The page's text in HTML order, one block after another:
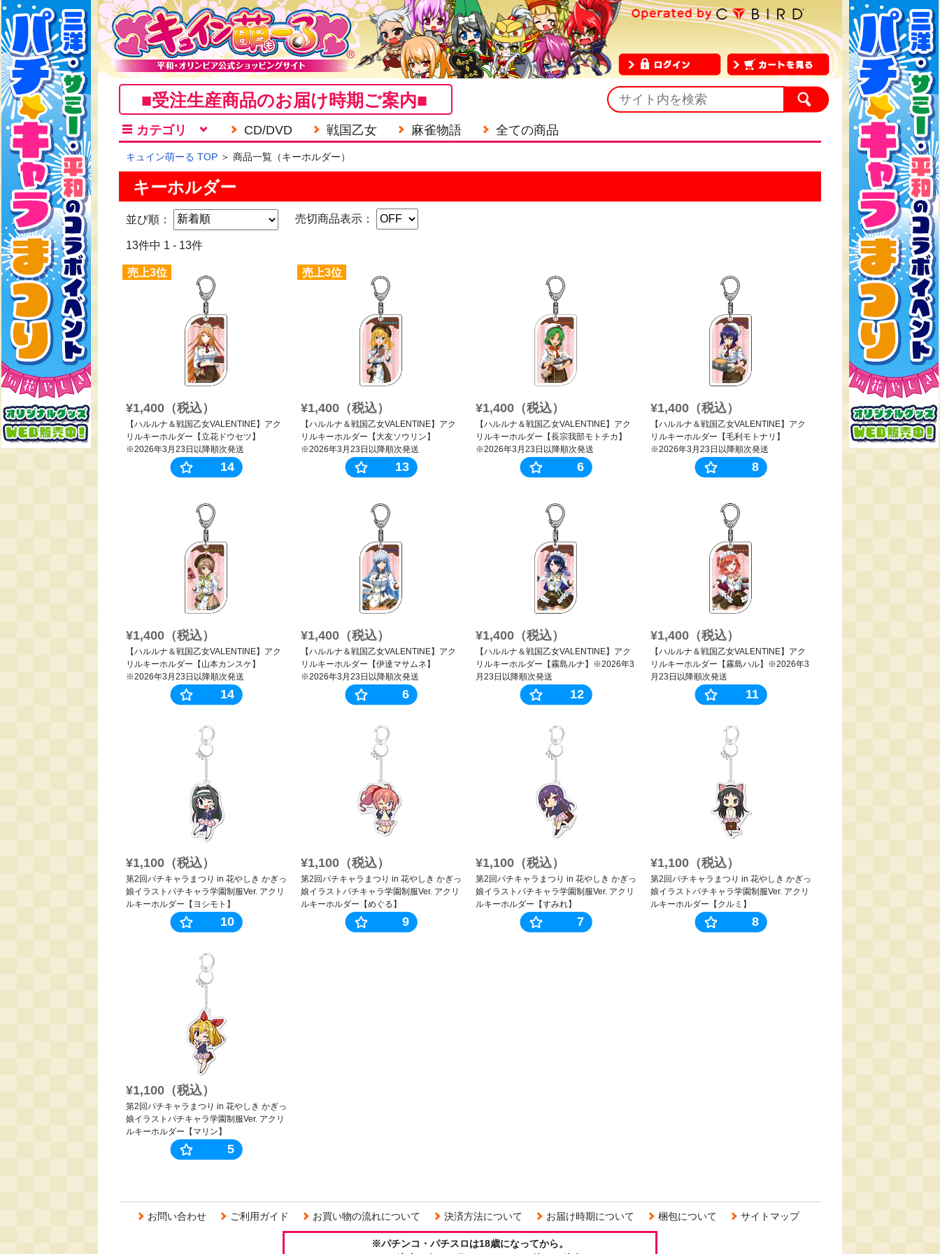
■受注生産商品のお届け時期ご案内■
カテゴリ CD/DVD 戦国乙女 麻雀物語 全ての商品
キュイン萌ーる TOP ＞ 商品一覧（キーホルダー）
キーホルダー
並び順： 売切商品表示：
13件中 1 - 13件
売上3位
¥1,400（税込）
【ハルルナ＆戦国乙女VALENTINE】アク
リルキーホルダー【立花ドウセツ】
※2026年3月23日以降順次発送
14
売上3位
¥1,400（税込）
【ハルルナ＆戦国乙女VALENTINE】アク
リルキーホルダー【大友ソウリン】
※2026年3月23日以降順次発送
13
¥1,400（税込）
【ハルルナ＆戦国乙女VALENTINE】アク
リルキーホルダー【長宗我部モトチカ】
※2026年3月23日以降順次発送
6
¥1,400（税込）
【ハルルナ＆戦国乙女VALENTINE】アク
リルキーホルダー【毛利モトナリ】
※2026年3月23日以降順次発送
8
¥1,400（税込）
【ハルルナ＆戦国乙女VALENTINE】アク
リルキーホルダー【山本カンスケ】
※2026年3月23日以降順次発送
14
¥1,400（税込）
【ハルルナ＆戦国乙女VALENTINE】アク
リルキーホルダー【伊達マサムネ】
※2026年3月23日以降順次発送
6
¥1,400（税込）
【ハルルナ＆戦国乙女VALENTINE】アク
リルキーホルダー【霧島ルナ】※2026年3
月23日以降順次発送
12
¥1,400（税込）
【ハルルナ＆戦国乙女VALENTINE】アク
リルキーホルダー【霧島ハル】※2026年3
月23日以降順次発送
11
¥1,100（税込）
第2回パチキャラまつり in 花やしき かぎっ
娘イラストパチキャラ学園制服Ver. アクリ
ルキーホルダー【ヨシモト】
10
¥1,100（税込）
第2回パチキャラまつり in 花やしき かぎっ
娘イラストパチキャラ学園制服Ver. アクリ
ルキーホルダー【めぐる】
9
¥1,100（税込）
第2回パチキャラまつり in 花やしき かぎっ
娘イラストパチキャラ学園制服Ver. アクリ
ルキーホルダー【すみれ】
7
¥1,100（税込）
第2回パチキャラまつり in 花やしき かぎっ
娘イラストパチキャラ学園制服Ver. アクリ
ルキーホルダー【クルミ】
8
¥1,100（税込）
第2回パチキャラまつり in 花やしき かぎっ
娘イラストパチキャラ学園制服Ver. アクリ
ルキーホルダー【マリン】
5
お問い合わせ ご利用ガイド お買い物の流れについて 決済方法について お届け時期について 梱包について サイトマップ
※パチンコ・パチスロは18歳になってから。